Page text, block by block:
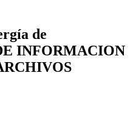
de
INFORMACION